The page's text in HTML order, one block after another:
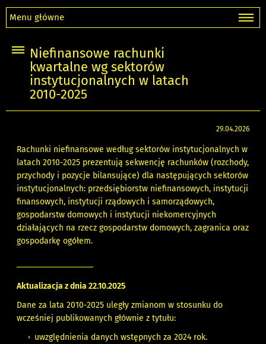
Menu główne
Niefinansowe rachunki
kwartalne wg sektorów
instytucjonalnych w latach
2010-2025
29.04.2026
Rachunki niefinansowe według sektorów instytucjonalnych w
latach 2010-2025 prezentują sekwencję rachunków (rozchody,
przychody i pozycje bilansujące) dla następujących sektorów
instytucjonalnych: przedsiębiorstw niefinansowych, instytucji
finansowych, instytucji rządowych i samorządowych,
gospodarstw domowych i instytucji niekomercyjnych
działających na rzecz gospodarstw domowych, zagranica oraz
gospodarkę ogółem.
Aktualizacja z dnia 22.10.2025
Dane za lata 2010-2025 uległy zmianom w stosunku do
wcześniej publikowanych głównie z tytułu:
uwzględnienia danych wstępnych za 2024 rok.